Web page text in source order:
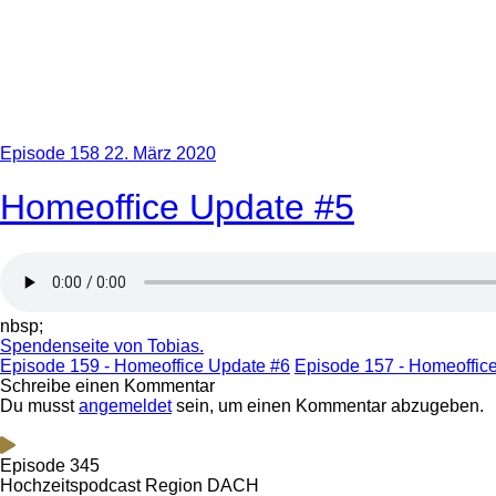
Episode 158 22. März 2020
Homeoffice Update #5
nbsp;
Spendenseite von Tobias.
Episode 159 - Homeoffice Update #6 Episode 157 -
Schreibe einen Kommentar
Du musstangemeldetsein, um einen Kommentar abzugeben.
Episode 345
Hochzeitspodcast Region DACH